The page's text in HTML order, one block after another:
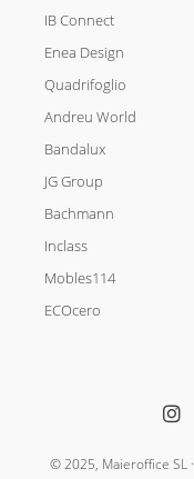
IB Connect
Enea Design
Quadrifoglio
Andreu World
Bandalux
JG Group
Bachmann
Inclass
Mobles114
ECOcero
s
t
g
© 2025, Maieroffice SL ·